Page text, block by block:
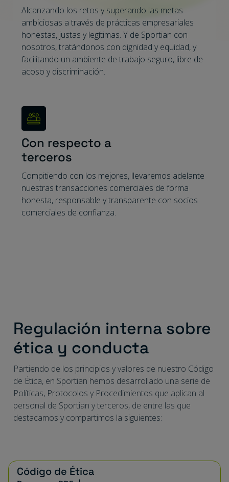
Alcanzando los retos y superando las metas
ambiciosas a través de prácticas empresariales
honestas, justas y legítimas. Y de Sportian con
nosotros, tratándonos con dignidad y equidad, y
facilitando un ambiente de trabajo seguro, libre de
acoso y discriminación.
Con respecto a
terceros
Compitiendo con los mejores, llevaremos adelante
nuestras transacciones comerciales de forma
honesta, responsable y transparente con socios
comerciales de confianza.
Regulación interna sobre
ética y conducta
Partiendo de los principios y valores de nuestro Código
de Ética, en Sportian hemos desarrollado una serie de
Políticas, Protocolos y Procedimientos que aplican al
personal de Sportian y terceros, de entre las que
destacamos y compartimos la siguientes:
Código de Ética